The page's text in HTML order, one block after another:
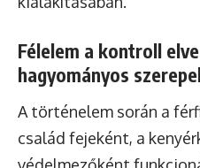
Félelem a kontroll
hagyományos
A történelem során a
család fejeként, a